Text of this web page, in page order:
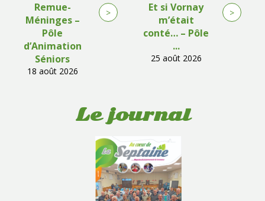
Remue-
Méninges –
Pôle
d’Animation
Séniors
18 août 2026
>
Et si Vornay
m’était
conté… – Pôle
...
25 août 2026
>
Le journal